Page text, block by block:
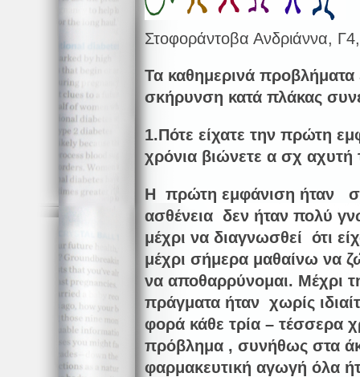
Στοφοράντοβα Ανδριάννα,
Τα καθημερινά
σκήρυνση κατά πλάκας
1.Πότε είχατε την πρώτη
χρόνια βιώνετε α σχ αχυτή
H πρώτη εμφάνιση ήταν
ασθένεια δεν ήταν πολύ
μέχρι να διαγνωσθεί ότι
μέχρι σήμερα μαθαίνω να
να αποθαρρύνομαι. Μέχρι
πράγματα ήταν χωρίς
φορά κάθε τρία – τέσσερα
πρόβλημα , συνήθως στα
φαρμακευτική αγωγή όλα